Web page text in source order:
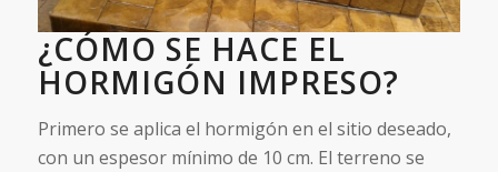
¿CÓMO SE HACE EL
HORMIGÓN IMPRESO?
Primero se aplica el hormigón en el sitio deseado,
con un espesor mínimo de 10 cm. El terreno se